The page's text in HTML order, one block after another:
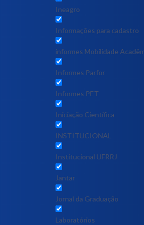
Ineagro
Informações para cadastro
informes Mobilidade
Informes Parfor
Informes PET
Iniciação Científica
INSTITUCIONAL
Institucional UFRRJ
Jantar
Jornal da Graduação
Laboratórios